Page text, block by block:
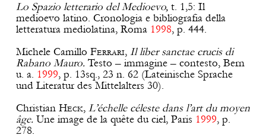
Lo Spazio letterario del Medioevo, t. 1,5: Il
medioevo latino. Cronologia e bibliografia della
letteratura mediolatina, Roma 1998, p. 444.
Michele Camillo Ferrari, Il liber sanctae crucis di
Rabano Mauro.Testo – immagine – contesto, Bern
u. a. 1999, p. 13sq., 23 n. 62 (Lateinische Sprache
und Literatur des Mittelalters 30).
Christian Heck, L’échelle céleste dans l’art du moyen
âge. Une image de la quête du ciel, Paris 1999, p.
278.